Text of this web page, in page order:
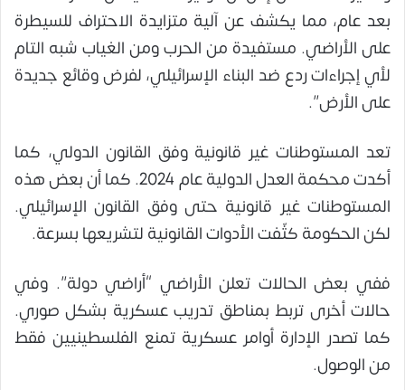
بعد عام، مما يكشف عن آلية متزايدة الاحتراف للسيطرة
على الأراضي. مستفيدة من الحرب ومن الغياب شبه التام
لأي إجراءات ردع ضد البناء الإسرائيلي، لفرض وقائع جديدة
على الأرض”.
تعد المستوطنات غير قانونية وفق القانون الدولي، كما
أكدت محكمة العدل الدولية عام 2024. كما أن بعض هذه
المستوطنات غير قانونية حتى وفق القانون الإسرائيلي.
لكن الحكومة كثّفت الأدوات القانونية لتشريعها بسرعة.
ففي بعض الحالات تعلن الأراضي “أراضي دولة”. وفي
حالات أخرى تربط بمناطق تدريب عسكرية بشكل صوري.
كما تصدر الإدارة أوامر عسكرية تمنع الفلسطينيين فقط
من الوصول.